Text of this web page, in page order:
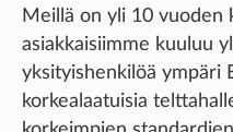
Meillä on yli 10 vuoden
asiakkaisiimme kuuluu
yksityishenkilöä ympäri
korkealaatuisia